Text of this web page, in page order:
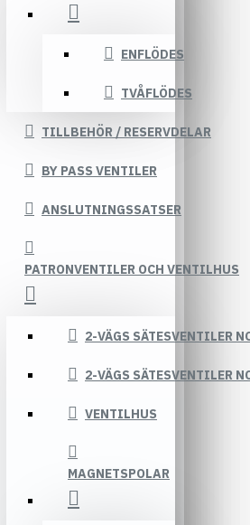
ENFLÖDES
TVÅFLÖDES
TILLBEHÖR / RESERVDELAR
BY PASS VENTILER
ANSLUTNINGSSATSER
PATRONVENTILER OCH VENTILHUS
2-VÄGS SÄTESVENTILER
2-VÄGS SÄTESVENTILER
VENTILHUS
MAGNETSPOLAR